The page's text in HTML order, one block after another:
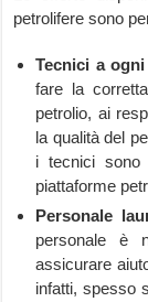
petrolifere sono
Tecnici a
fare la
petrolio, ai
la qualità del
i tecnici
piattaforme
Personale
personale è
assicurare
infatti, spesso